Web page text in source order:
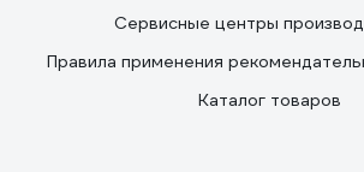
Сервисные центры
Правила применения
Каталог товаров